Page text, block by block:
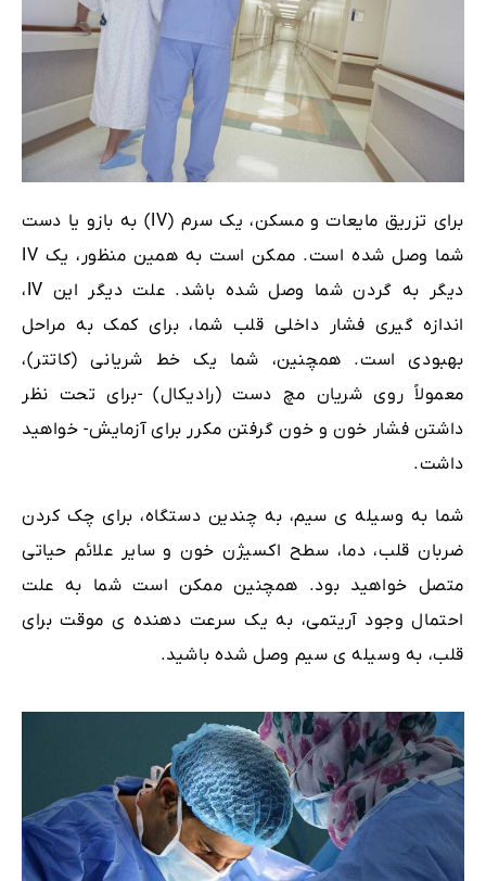
برای تزریق مایعات و مسکن، یک سرم (IV) به بازو یا دست
شما وصل شده است. ممکن است به همین منظور، یک IV
دیگر به گردن شما وصل شده باشد. علت دیگر این IV،
اندازه گیری فشار داخلی قلب شما، برای کمک به مراحل
بهبودی است. همچنین، شما یک خط شریانی (کاتتر)،
معمولاً روی شریان مچ دست (رادیکال) -برای تحت نظر
داشتن فشار خون و خون گرفتن مکرر برای آزمایش- خواهید
داشت.
شما به وسیله ی سیم، به چندین دستگاه، برای چک کردن
ضربان قلب، دما، سطح اکسیژن خون و سایر علائم حیاتی
متصل خواهید بود. همچنین ممکن است شما به علت
احتمال وجود آریتمی، به یک سرعت دهنده ی موقت برای
قلب، به وسیله ی سیم وصل شده باشید.